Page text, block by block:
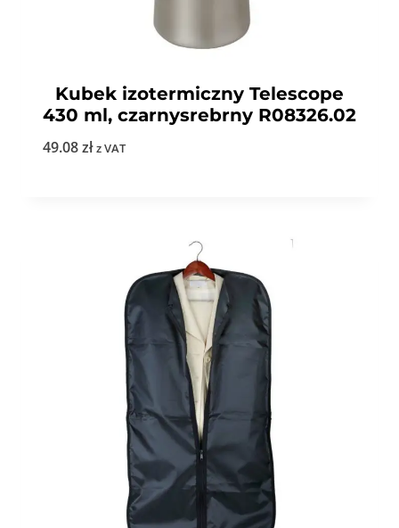
Kubek izotermiczny Telescope
430 ml, czarnysrebrny R08326.02
49.08zł z VAT